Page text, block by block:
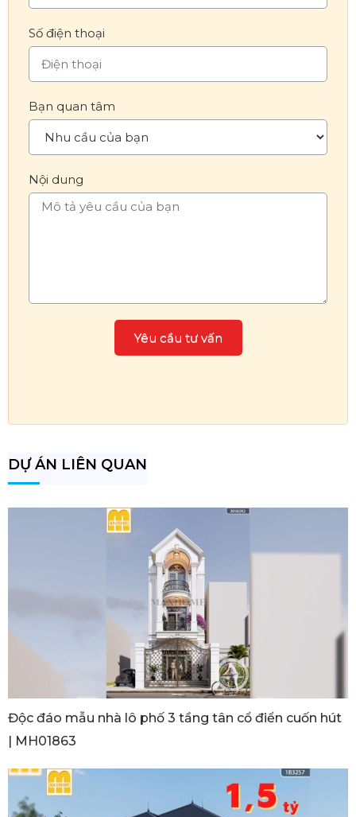
Số điện thoại
Bạn quan tâm
Nội dung
DỰ ÁN LIÊN QUAN
Độc đáo mẫu nhà lô phố 3 tầng tân cổ điển cuốn hút
| MH01863